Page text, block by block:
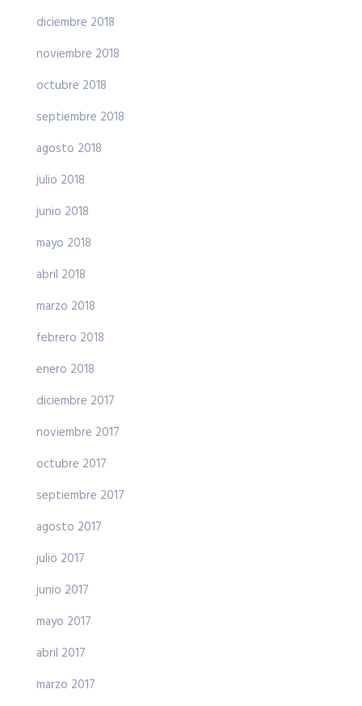
diciembre 2018
noviembre 2018
octubre 2018
septiembre 2018
agosto 2018
julio 2018
junio 2018
mayo 2018
abril 2018
marzo 2018
febrero 2018
enero 2018
diciembre 2017
noviembre 2017
octubre 2017
septiembre 2017
agosto 2017
julio 2017
junio 2017
mayo 2017
abril 2017
marzo 2017